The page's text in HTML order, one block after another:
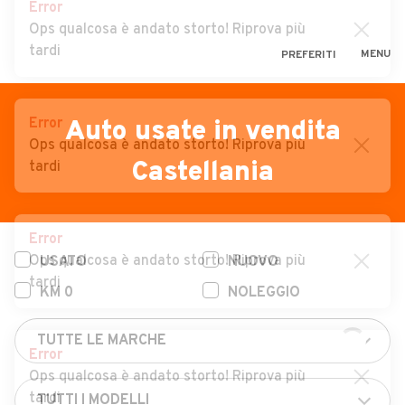
PREFERITI MENU
CERCA
Auto
Auto usate
Auto Km 0
Auto Nuove
Noleggio a lungo termine
Auto d'epoca
Moto
Camper
VENDI
MAGAZINE
ACCEDI
Auto usate in vendita
Castellania
USATO
NUOVO
KM 0
NOLEGGIO
Error
Ops qualcosa è andato storto! Riprova più
tardi
Error
Ops qualcosa è andato storto! Riprova più
tardi
Error
Ops qualcosa è andato storto! Riprova più
tardi
Error
Ops qualcosa è andato storto! Riprova più
tardi